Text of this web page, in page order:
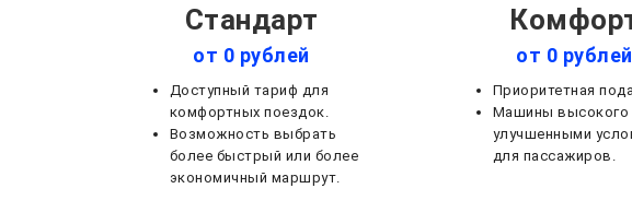
Стандарт
от 0 рублей
Доступный тариф для
комфортных поездок.
Возможность выбрать
более быстрый или более
экономичный маршрут.
от 0 рублей
Приоритетная
Машины высокого
улучшенными
для пассажиров.